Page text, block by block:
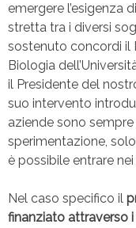
emergere l’esigenza
stretta tra i diversi
sostenuto concordi il
Biologia
il Presidente del
suo intervento
aziende sono
sperimentazione,
è possibile entrare nei
Nel caso specifico il
finanziato attraverso